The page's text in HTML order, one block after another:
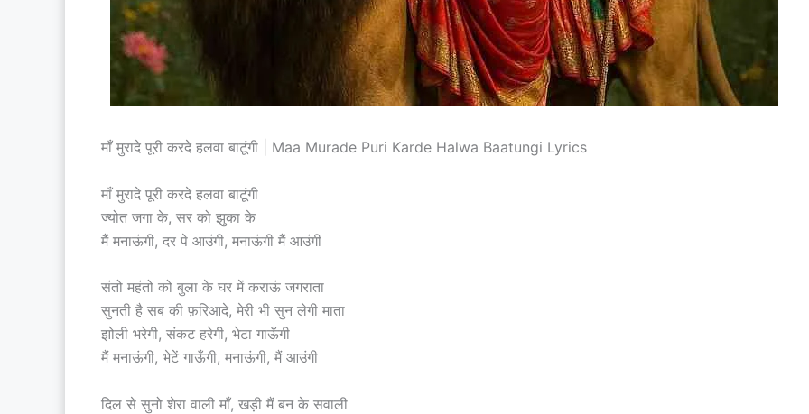
माँ मुरादे पूरी करदे हलवा बाटूंगी | Maa Murade Puri Karde Halwa Baatungi Lyrics
माँ मुरादे पूरी करदे हलवा बाटूंगी
ज्योत जगा के, सर को झुका के
मैं मनाऊंगी, दर पे आउंगी, मनाऊंगी मैं आउंगी
संतो महंतो को बुला के घर में कराऊं जगराता
सुनती है सब की फ़रिआदे, मेरी भी सुन लेगी माता
झोली भरेगी, संकट हरेगी, भेटा गाऊँगी
मैं मनाऊंगी, भेटें गाऊँगी, मनाऊंगी, मैं आउंगी
दिल से सुनो शेरा वाली माँ, खड़ी मैं बन के सवाली